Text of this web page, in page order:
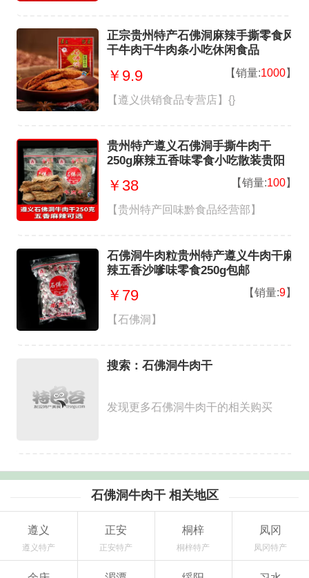
正宗贵州特产石佛洞麻辣手撕零食风
干牛肉干牛肉条小吃休闲食品
￥9.9 【销量:1000】
【遵义供销食品专营店】{}
贵州特产遵义石佛洞手撕牛肉干
250g麻辣五香味零食小吃散装贵阳
￥38 【销量:100】
【贵州特产回味黔食品经营部】
石佛洞牛肉粒贵州特产遵义牛肉干麻
辣五香沙嗲味零食250g包邮
￥79 【销量:9】
【石佛洞】
搜索：石佛洞牛肉干
发现更多石佛洞牛肉干的相关购买
石佛洞牛肉干 相关地区
遵义
遵义特产
正安
正安特产
桐梓
桐梓特产
凤冈
凤冈特产